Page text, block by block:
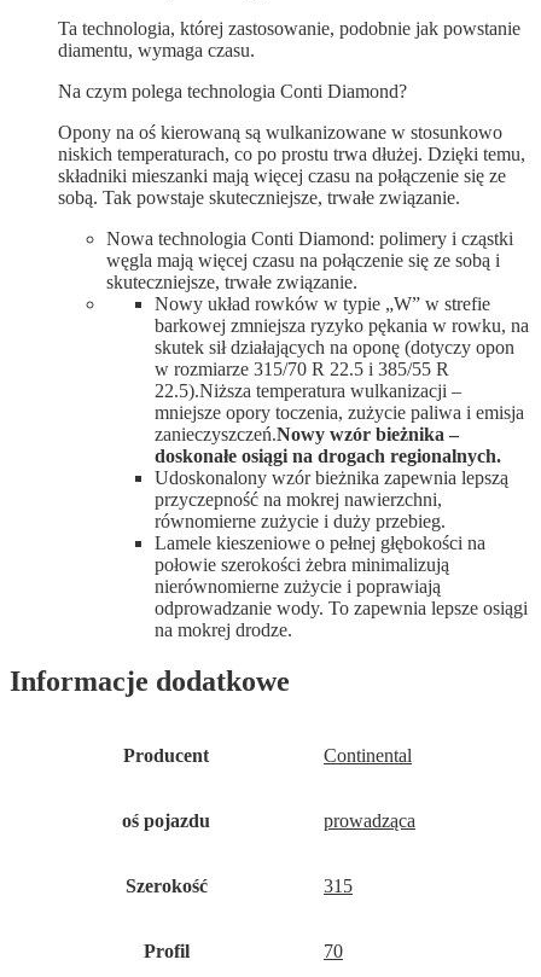
Ta technologia, której zastosowanie, podobnie jak powstanie
diamentu, wymaga czasu.
Na czym polega technologia Conti Diamond?
Opony na oś kierowaną są wulkanizowane w stosunkowo
niskich temperaturach, co po prostu trwa dłużej. Dzięki temu,
składniki mieszanki mają więcej czasu na połączenie się ze
sobą. Tak powstaje skuteczniejsze, trwałe związanie.
Nowa technologia Conti Diamond: polimery i cząstki
węgla mają więcej czasu na połączenie się ze sobą i
skuteczniejsze, trwałe związanie.
Nowy układ rowków w typie „W” w strefie
barkowej zmniejsza ryzyko pękania w rowku, na
skutek sił działających na oponę (dotyczy opon
w rozmiarze 315/70 R 22.5 i 385/55 R
22.5).Niższa temperatura wulkanizacji –
mniejsze opory toczenia, zużycie paliwa i emisja
zanieczyszczeń.Nowy wzór bieżnika –
doskonałe osiągi na drogach regionalnych.
Udoskonalony wzór bieżnika zapewnia lepszą
przyczepność na mokrej nawierzchni,
równomierne zużycie i duży przebieg.
Lamele kieszeniowe o pełnej głębokości na
połowie szerokości żebra minimalizują
nierównomierne zużycie i poprawiają
odprowadzanie wody. To zapewnia lepsze osiągi
na mokrej drodze.
Informacje dodatkowe
Producent Continental
oś pojazdu prowadząca
Szerokość 315
Profil 70